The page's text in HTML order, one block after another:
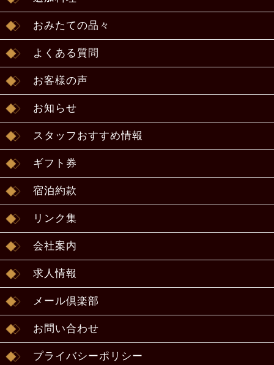
おみたての品々
よくある質問
お客様の声
お知らせ
スタッフおすすめ情報
ギフト券
宿泊約款
リンク集
会社案内
求人情報
メール倶楽部
お問い合わせ
プライバシーポリシー